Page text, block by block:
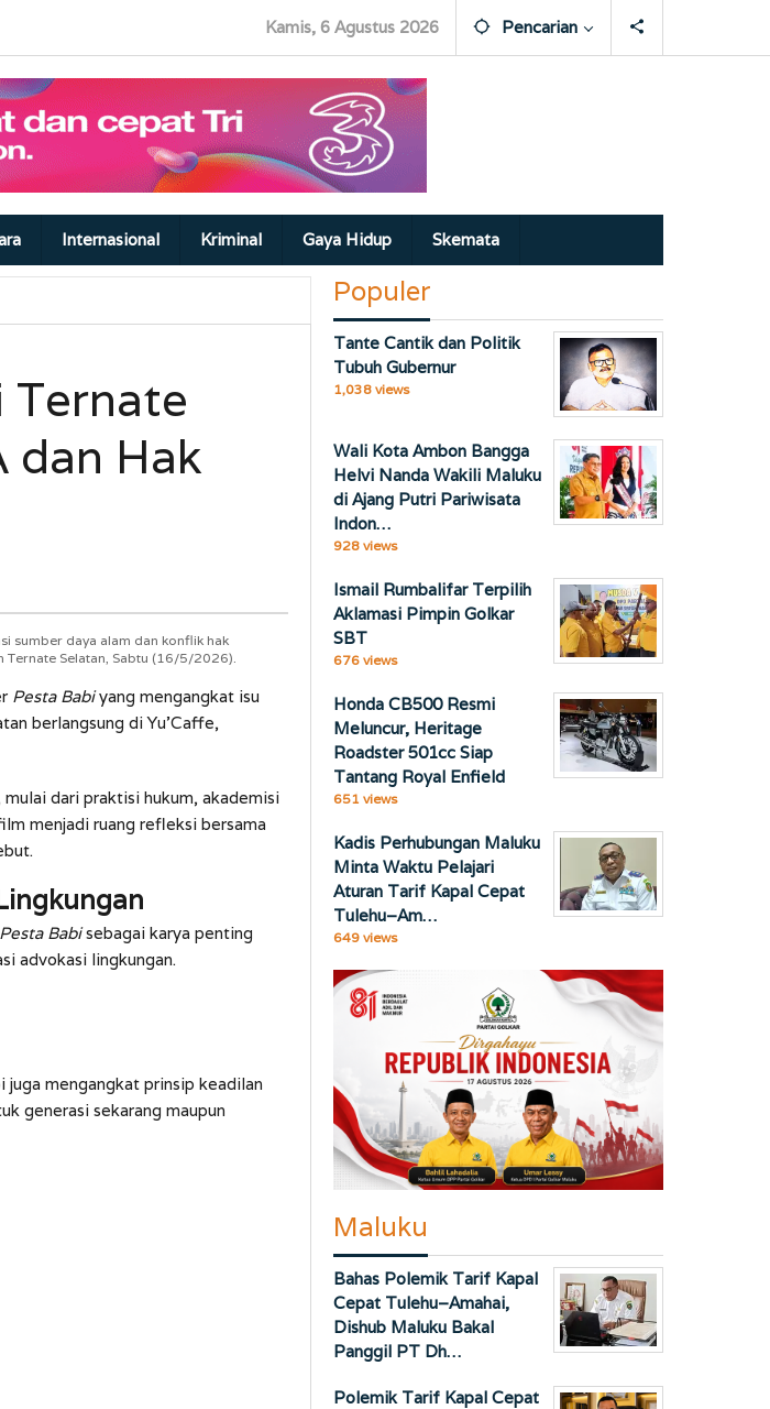
Kamis, 6 Agustus 2026 Pencarian
Internasional Kriminal Gaya Hidup Skemata
Ternate
dan Hak
sumber daya alam dan konflik hak
Ternate Selatan, Sabtu (16/5/2026).
Pesta Babiyang mengangkat isu
berlangsung di Yu’Caffe,
dari praktisi hukum, akademisi
menjadi ruang refleksi bersama
Pesta Babisebagai karya penting
advokasi lingkungan.
mengangkat prinsip keadilan
generasi sekarang maupun
Populer
Tante Cantik dan Politik
Tubuh Gubernur
1,038 views
Wali Kota Ambon Bangga
Helvi Nanda Wakili Maluku
di Ajang Putri Pariwisata
Indon…
928 views
Ismail Rumbalifar Terpilih
Aklamasi Pimpin Golkar
SBT
676 views
Honda CB500 Resmi
Meluncur, Heritage
Roadster 501cc Siap
Tantang Royal Enfield
651 views
Kadis Perhubungan Maluku
Minta Waktu Pelajari
Aturan Tarif Kapal Cepat
Tulehu–Am…
649 views
Maluku
Bahas Polemik Tarif Kapal
Cepat Tulehu–Amahai,
Dishub Maluku Bakal
Panggil PT Dh…
Polemik Tarif Kapal Cepat